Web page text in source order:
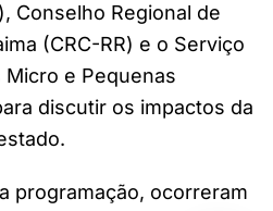
Conselho Regional de
(CRC-RR) e o Serviço
Micro e Pequenas
discutir os impactos da
programação, ocorreram